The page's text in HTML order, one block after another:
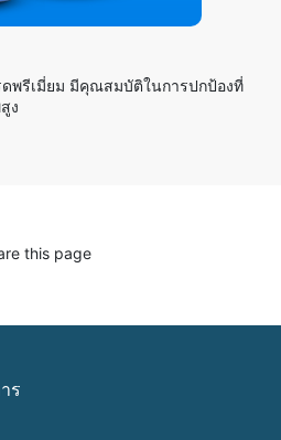
พรีเมี่ยม มีคุณสมบัติในการปกป้องที่
ง
this page
ร